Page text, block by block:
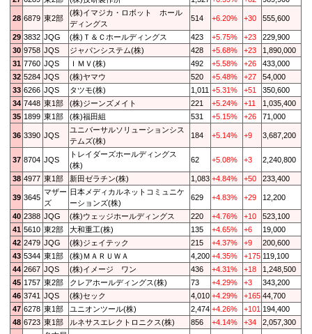
28 6879 東2部
(株)イマジカ・ロボット ホール
ディングス
514 +6.20% +30 555,600
29 3832 JQG (株)Ｔ＆Ｃホールディングス 423 +5.75% +23
229,900
30 9758 JQS ジャパンシステム(株) 428 +5.68% +23
1,890,000
31 7760 JQS ＩＭＶ(株) 492 +5.58% +26
433,000
32 5284 JQS (株)ヤマウ 520 +5.48% +27
54,000
33 6266 JQS タツモ(株) 1,011 +5.31% +51
350,600
34 7448 東1部 (株)ジーンズメイト 221 +5.24% +11
1,035,400
35 1899 東1部 (株)福田組 531 +5.15% +26 71,000
36 3390 JQS
ユニバーサルソリューションシス
テムズ(株)
184 +5.14% +9 3,687,200
37 8704 JQS
トレイダーズホールディングス
(株)
62 +5.08% +3 2,240,800
38 4977 東1部 新田ゼラチン(株) 1,083 +4.84% +50 233,400
39 3645
マザー
ズ
日本メディカルネットコミュニケ
ーションズ(株)
629 +4.83% +29 12,200
40 2388 JQG (株)ウェッジホールディングス 220 +4.76% +10
523,100
41 5610 東2部 大和重工(株) 135 +4.65% +6
19,000
42 2479 JQG (株)ジェイテック 215 +4.37% +9
200,600
43 5344 東1部 (株)ＭＡＲＵＷＡ 4,200 +4.35% +175 119,100
44 2667 JQS (株)イメージ ワン 436 +4.31% +18
1,248,500
45 1757 東2部 クレアホールディングス(株) 73 +4.29% +3
343,200
46 3741 JQS (株)セック 4,010 +4.29% +165 44,700
47 6278 東1部 ユニオンツール(株) 2,474 +4.26% +101 194,400
48 6723 東1部 ルネサスエレクトロニクス(株) 856 +4.14% +34 2,057,300